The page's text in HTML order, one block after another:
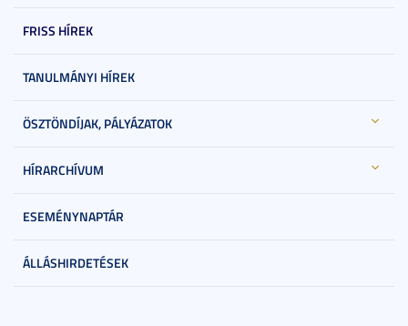
FRISS HÍREK
TANULMÁNYI HÍREK
ÖSZTÖNDÍJAK, PÁLYÁZATOK
HÍRARCHÍVUM
ESEMÉNYNAPTÁR
ÁLLÁSHIRDETÉSEK